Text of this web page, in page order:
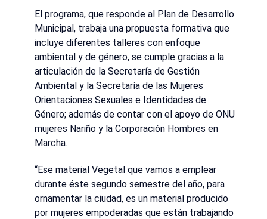
El programa, que responde al Plan de Desarrollo
Municipal, trabaja una propuesta formativa que
incluye diferentes talleres con enfoque
ambiental y de género, se cumple gracias a la
articulación de la Secretaría de Gestión
Ambiental y la Secretaría de las Mujeres
Orientaciones Sexuales e Identidades de
Género; además de contar con el apoyo de ONU
mujeres Nariño y la Corporación Hombres en
Marcha.
“Ese material Vegetal que vamos a emplear
durante éste segundo semestre del año, para
ornamentar la ciudad, es un material producido
por mujeres empoderadas que están trabajando